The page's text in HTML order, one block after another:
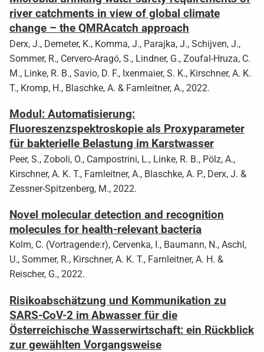
river catchments in view of global climate
change – the QMRAcatch approach
Derx, J., Demeter, K., Komma, J., Parajka, J., Schijven, J.,
Sommer, R., Cervero-Aragó, S., Lindner, G., Zoufal-Hruza, C.
M., Linke, R. B., Savio, D. F., Ixenmaier, S. K., Kirschner, A. K.
T., Kromp, H., Blaschke, A. & Farnleitner, A., 2022.
Modul: Automatisierung:
Fluoreszenzspektroskopie als Proxyparameter
für bakterielle Belastung im Karstwasser
Peer, S., Zoboli, O., Campostrini, L., Linke, R. B., Pölz, A.,
Kirschner, A. K. T., Farnleitner, A., Blaschke, A. P., Derx, J. &
Zessner-Spitzenberg, M., 2022.
Novel molecular detection and recognition
molecules for health-relevant bacteria
Kolm, C. (Vortragende:r), Cervenka, I., Baumann, N., Aschl,
U., Sommer, R., Kirschner, A. K. T., Farnleitner, A. H. &
Reischer, G., 2022.
Risikoabschätzung und Kommunikation zu
SARS-CoV-2 im Abwasser für die
Österreichische Wasserwirtschaft: ein Rückblick
zur gewählten Vorgangsweise